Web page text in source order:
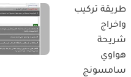
طريقة تركيب
واخراج
شريحة
هواوي
سامسونج